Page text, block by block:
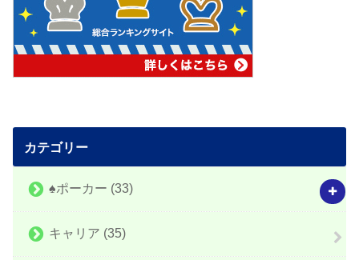
カテゴリー
♠️ポーカー (33)
キャリア (35)